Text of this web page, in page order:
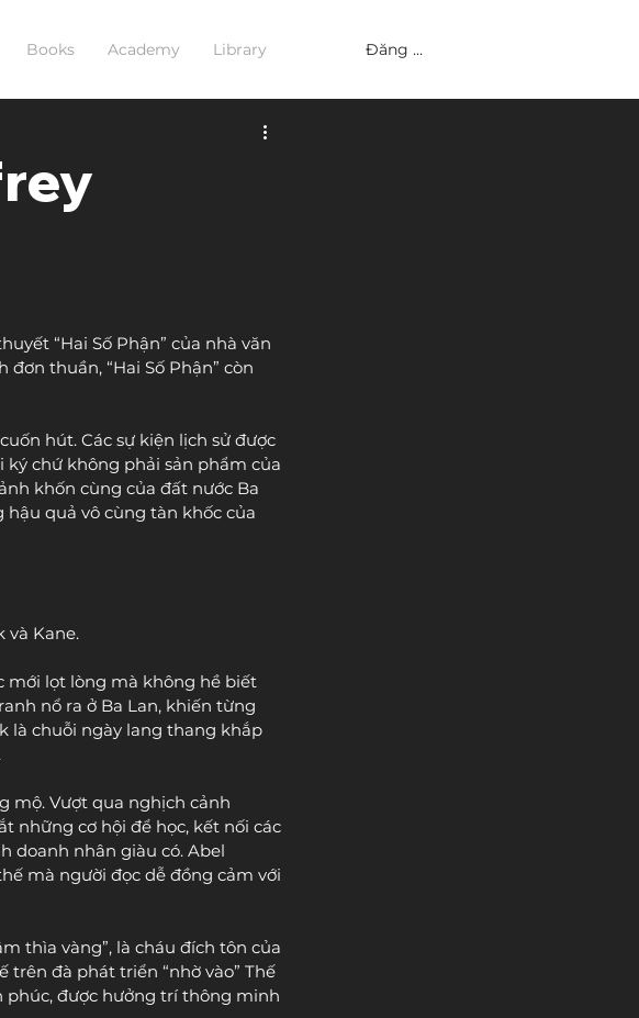
Books Academy Library Đăng nhập
“Hai Số Phận” của nhà văn
thuần, “Hai Số Phận” còn
hút. Các sự kiện lịch sử được
chứ không phải sản phẩm của
khốn cùng của đất nước Ba
quả vô cùng tàn khốc của
và Kane.
mới lọt lòng mà không hề biết
nổ ra ở Ba Lan, khiến từng
là chuỗi ngày lang thang khắp
mộ. Vượt qua nghịch cảnh
những cơ hội để học, kết nối các
doanh nhân giàu có. Abel
mà người đọc dễ đồng cảm với
thìa vàng”, là cháu đích tôn của
trên đà phát triển “nhờ vào” Thế
phúc, được hưởng trí thông minh